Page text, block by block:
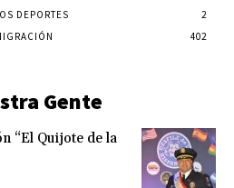
DEPORTES
2
402
Gente
“El Quijote de la